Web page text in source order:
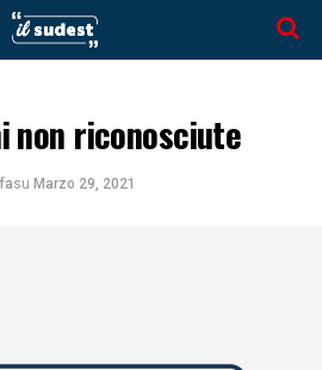
non riconosciute
su Marzo 29, 2021